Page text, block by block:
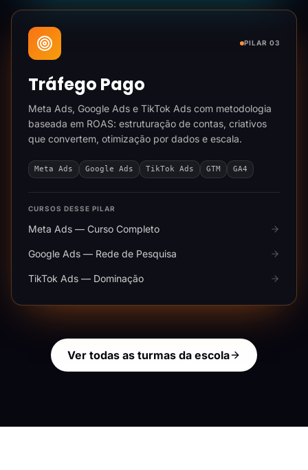
PILAR 03
Tráfego Pago
Meta Ads, Google Ads e TikTok Ads com metodologia
baseada em ROAS: estruturação de contas, criativos
que convertem, otimização por dados e escala.
Meta Ads Google Ads TikTok Ads GTM GA4
CURSOS DESSE PILAR
Meta Ads — Curso Completo
Google Ads — Rede de Pesquisa
TikTok Ads — Dominação
Ver todas as turmas da escola